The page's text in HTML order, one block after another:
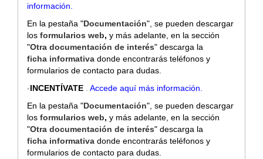
información
En la pestaña "Documentación", se pueden descargar
los formularios web, y más adelante, en la sección
"Otra documentación de interés" descarga la
ficha informativa donde encontrarás teléfonos y
formularios de contacto para dudas.
-INCENTÍVATE Accede aquí más información
En la pestaña "Documentación", se pueden descargar
los formularios web, y más adelante, en la sección
"Otra documentación de interés" descarga la
ficha informativa donde encontrarás teléfonos y
formularios de contacto para dudas.